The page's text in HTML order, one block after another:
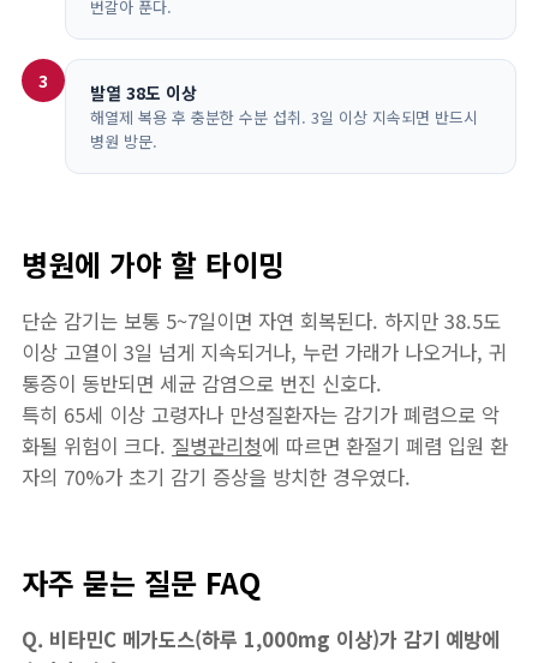
번갈아 푼다.
3
발열 38도 이상
해열제 복용 후 충분한 수분 섭취. 3일 이상 지속되면 반드시
병원 방문.
병원에 가야 할 타이밍
단순 감기는 보통 5~7일이면 자연 회복된다. 하지만 38.5도
이상 고열이 3일 넘게 지속되거나, 누런 가래가 나오거나, 귀
통증이 동반되면 세균 감염으로 번진 신호다.
특히 65세 이상 고령자나 만성질환자는 감기가 폐렴으로 악
화될 위험이 크다. 질병관리청에 따르면 환절기 폐렴 입원 환
자의 70%가 초기 감기 증상을 방치한 경우였다.
자주 묻는 질문 FAQ
Q. 비타민C 메가도스(하루 1,000mg 이상)가 감기 예방에